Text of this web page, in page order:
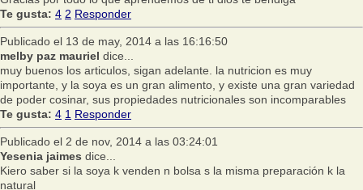
Te gusta: 4 2 Responder
Publicado el 13 de may, 2014 a las 16:16:50
melby paz mauriel dice...
muy buenos los articulos, sigan adelante. la nutricion es muy
importante, y la soya es un gran alimento, y existe una gran variedad
de poder cosinar, sus propiedades nutricionales son incomparables
Te gusta: 4 1 Responder
Publicado el 2 de nov, 2014 a las 03:24:01
Yesenia jaimes dice...
Kiero saber si la soya k venden n bolsa s la misma preparación k la
natural